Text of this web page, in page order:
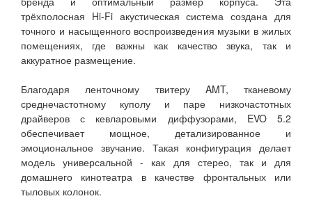
трёхполосная Hi-Fi акустическая система создана для
точного и насыщенного воспроизведения музыки в жилых
помещениях, где важны как качество звука, так и
аккуратное размещение.
Благодаря ленточному твитеру AMT, тканевому
среднечастотному куполу и паре низкочастотных
драйверов с кевларовыми диффузорами, EVO 5.2
обеспечивает мощное, детализированное и
эмоциональное звучание. Такая конфигурация делает
модель универсальной - как для стерео, так и для
домашнего кинотеатра в качестве фронтальных или
тыловых колонок.